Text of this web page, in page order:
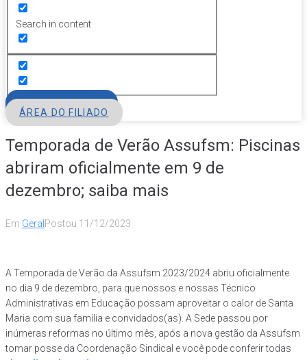
Search in content
ÁREA DO FILIADO
Temporada de Verão Assufsm: Piscinas
abriram oficialmente em 9 de
dezembro; saiba mais
Em Geral Postou 11/12/2023
A Temporada de Verão da Assufsm 2023/2024 abriu oficialmente
no dia 9 de dezembro, para que nossos e nossas Técnico
Administrativas em Educação possam aproveitar o calor de Santa
Maria com sua família e convidados(as). A Sede passou por
inúmeras reformas no último mês, após a nova gestão da Assufsm
tomar posse da Coordenação Sindical e você pode conferir todas